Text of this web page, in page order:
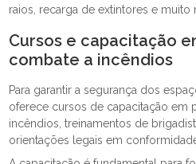
raios, recarga de extintores e muito
Cursos e capacitação
combate a incêndios
Para garantir a segurança dos
oferece cursos de capacitação em
incêndios, treinamentos de
orientações legais em